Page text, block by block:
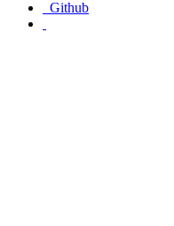
Github